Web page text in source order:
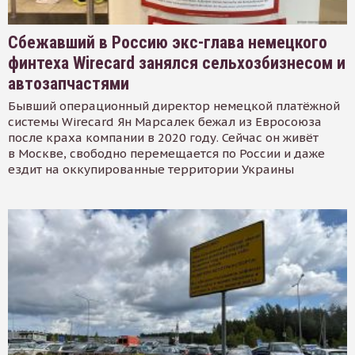
Сбежавший в Россию экс-глава немецкого
финтеха Wirecard занялся сельхозбизнесом и
автозапчастями
Бывший операционный директор немецкой платёжной
системы Wirecard Ян Марсалек бежал из Евросоюза
после краха компании в 2020 году. Сейчас он живёт
в Москве, свободно перемещается по России и даже
ездит на оккупированные территории Украины